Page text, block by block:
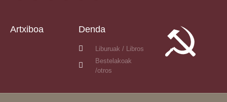
Artxiboa Denda
Liburuak / Libros
Bestelakoak
/otros